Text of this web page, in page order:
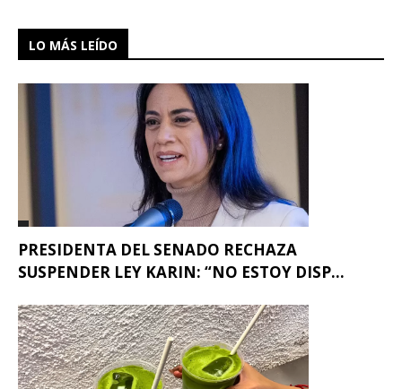
LO MÁS LEÍDO
PRESIDENTA DEL SENADO RECHAZA
SUSPENDER LEY KARIN: “NO ESTOY DISP...